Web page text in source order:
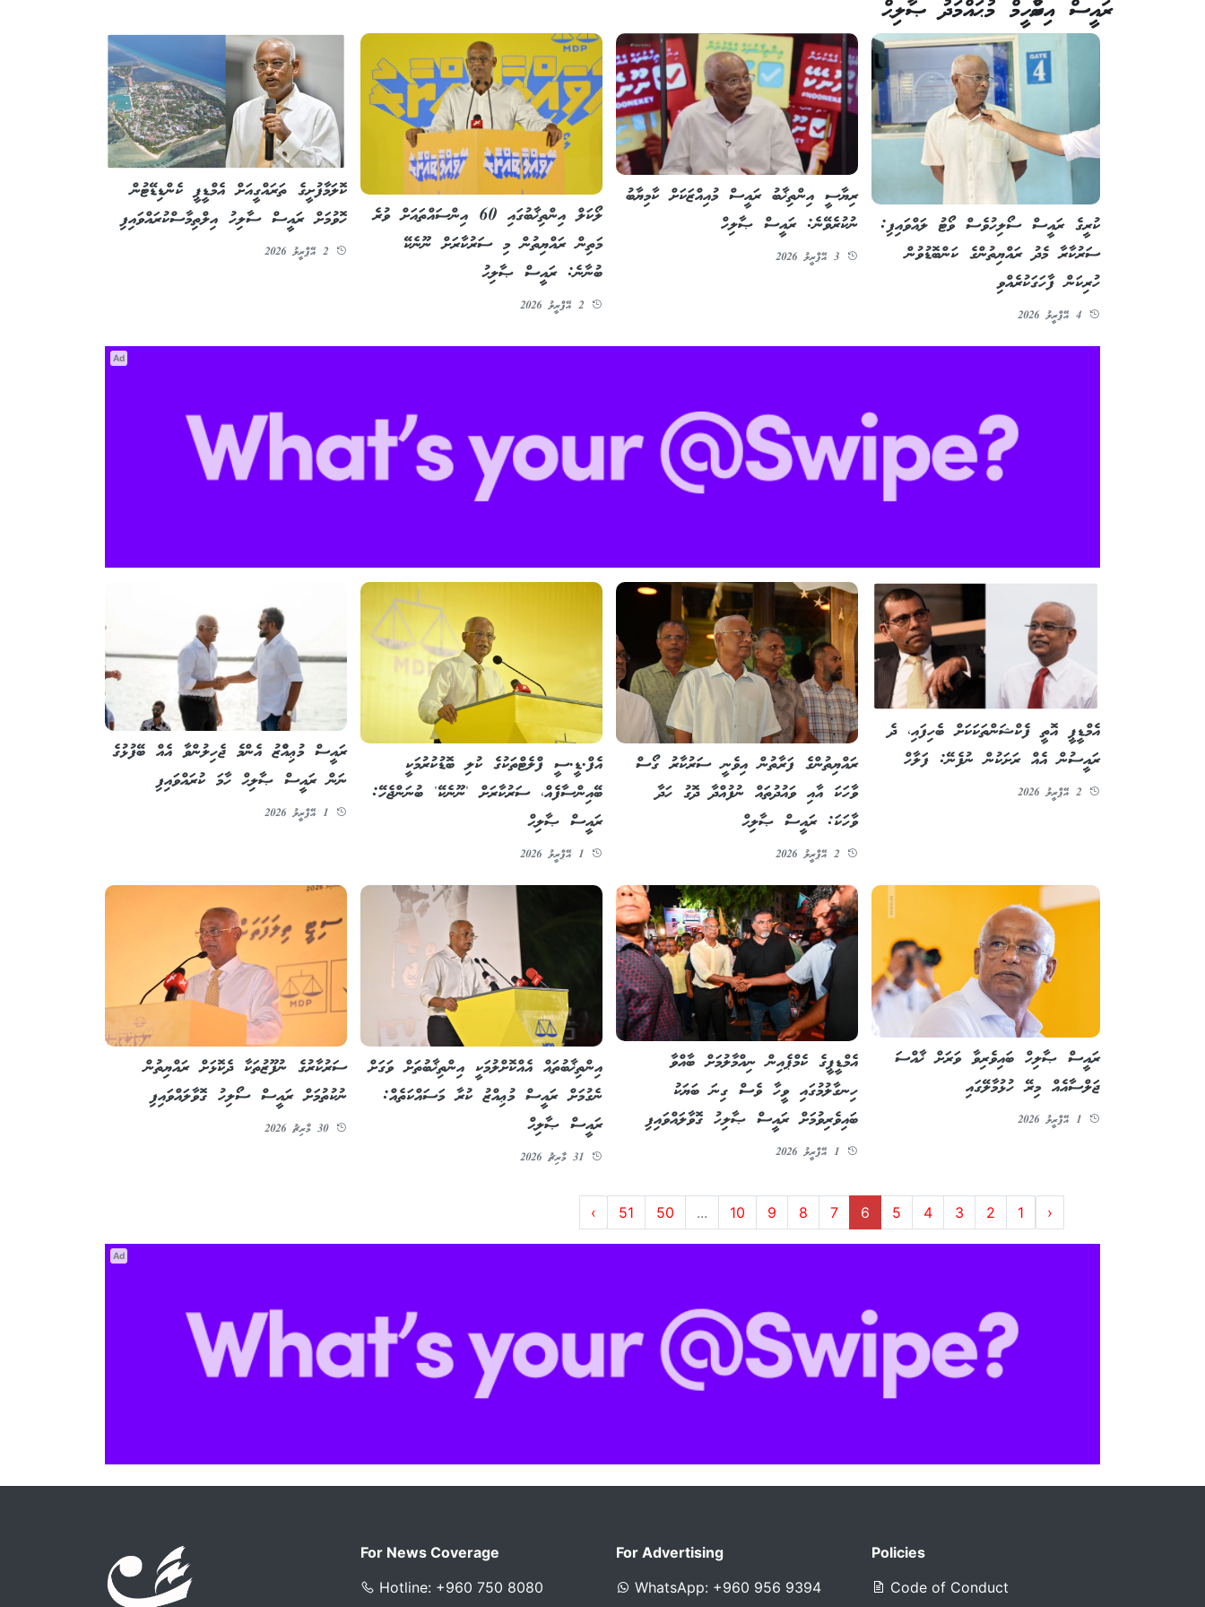
ރައީސް އިބްރާހީމް މުޙައްމަދު ޞާލިޙް
ކުރީގެ ރައީސް ސޯލިހުވެސް ވޯޓު ލައްވައިފި:
ސަރުކާރާ މެދު ރައްޔިތުންގެ ކަންބޮޑުވުން
ހުރިކަން ފާހަގަކުރެއްވި
4 އޭޕްރީލު 2026
ރިޔާސީ އިންތިޚާބު ރައީސް މުއިއްޒަކަށް ކާމިޔާބު
ނުކުރެވޭނެ: ރައީސް ޞާލިހް
ލޯކަލް އިންތިޚާބުގައި 60 އިންސައްތައަށް ވުރެ
މަތިން ރައްޔިތުން މި ސަރުކާރަށް ނޫނެކޭ
ބުނާނެ: ރައީސް ޞާލިޙު
ކޮލަމާފުށީގެ ތަރައްގީއަށް އެމްޑީޕީ ކެންޑިޑޭޓުން
ހޮވުމަށް ރައީސް ސާލިހު އިލްތިމާސްކުރައްވައިފި
Ad
އެމްޑީޕީ އޮތީ ފެކްޝަންތަކަކަށް ބެހިފައި، ދެ
ރައީސުން އެއް ރަށަކުން ނުފެނޭ: ފަލާހް
ރައްޔިތުންގެ ފަރާތުން އިވެނީ ސަރުކާރު ގޯސް
ވާހަކަ އާއި ވައުދުތައް ނުފުއްދާ ދޮގު ހަދާ
ވާހަކަ: ރައީސް ޞާލިޙް
އެފް.ޑީ.ސީ ފްލެޓްތަކުގެ ކުލި ބޮޑުކުރުމަކީ
ބޭއިންސާފެއް، ސަރުކާރަށް 'ނޫނެކޭ' ބުނަންޖެހޭ:
ރައީސް ޞާލިޙް
ރައީސް މުޢިއްްޒު އެންމެ ޖެހިލުންވާ އެއް ބޭފުޅުގެ
ނަން ރައީސް ޞާލިޙް ހާމަ ކުރައްވައިފި
ރައީސް ޞާލިހް ބައިވެރިވާ ވަރަށް ޚާއްސަ
ޖަލްސާއެއް މިރޭ ހުޅުމާލޭގައި
އެމްޑީޕީގެ ކެމްޕެއިން ނިއްމާލުމަށް ބާއްވާ
ހިނގާލުމުގައި ވީހާ ވެސް ގިނަ ބަޔަކު
ބައިވެރިވުމަށް ރައީސް ޞާލިހު ގޮވާލައްވައިފި
އިންތިޚާބުތައް އެއްކޮށްލުމަކީ އިންތިޚާބުތަށް ވަގަށް
ނެގުމަށް ރައީސް މުޢިއްޒު ކުރާ މަސައްކަތެއް:
ރައީސް ޞާލިޙް
ސަރުކާރުގެ ނުފޫޒުތަކާ ދެކޮޅަށް ރައްޔިތުން
ނުކުތުމަށް ރައީސް ސޯލިހު ގޮވާލައްވައިފި
30 މާރިޗު 2026
‹
1
2
3
4
5
6
7
8
9
10
...
50
51
›
Ad
For News Coverage
Hotline: +960 750 8080
For Advertising
WhatsApp: +960 956 9394
Policies
Code of Conduct